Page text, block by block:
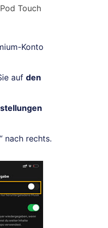
Touch
Konto
auf den
nach rechts.